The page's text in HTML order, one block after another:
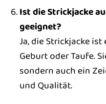
Ist die Strickjacke
geeignet?
Ja, die Strickjacke
Geburt oder Taufe.
sondern auch ein
und Qualität.